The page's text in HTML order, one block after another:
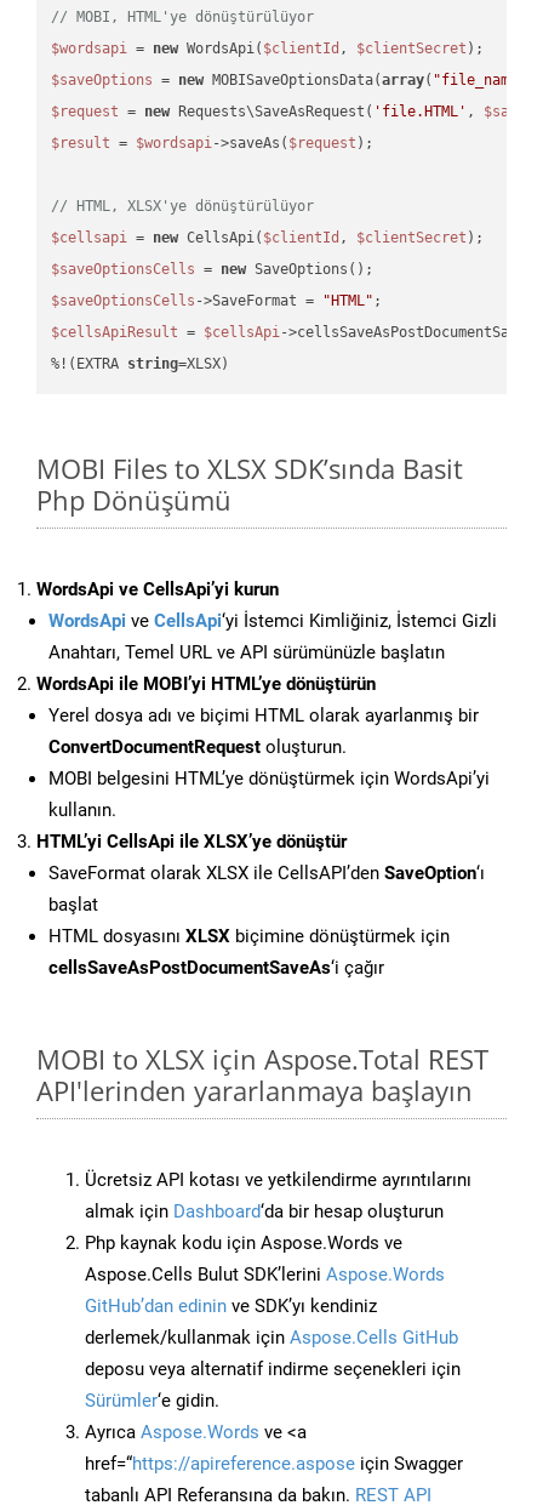
// MOBI, HTML'ye dönüştürülüyor
$wordsapi = new WordsApi( $clientId , $clientSecret
$saveOptions = new MOBISaveOptionsData(array( "file_name"
$request = new Requests\SaveAsRequest( 'file.HTML' ,
$result = $wordsapi->saveAs( $request );
// HTML, XLSX'ye dönüştürülüyor
$cellsapi = new CellsApi( $clientId , $clientSecret
$saveOptionsCells = new
$saveOptionsCells ->SaveFormat = "HTML"
$cellsApiResult = $cellsApi-
%!(EXTRA string=XLSX)
MOBI Files to XLSX SDK’sında Basit
Php Dönüşümü
WordsApi ve CellsApi’yi kurun
WordsApi ve CellsApi‘yi İstemci Kimliğiniz, İstemci Gizli
Anahtarı, Temel URL ve API sürümünüzle başlatın
WordsApi ile MOBI’yi HTML’ye dönüştürün
Yerel dosya adı ve biçimi HTML olarak ayarlanmış bir
ConvertDocumentRequest oluşturun.
MOBI belgesini HTML’ye dönüştürmek için WordsApi’yi
kullanın.
HTML’yi CellsApi ile XLSX’ye dönüştür
SaveFormat olarak XLSX ile CellsAPI’den SaveOption‘ı
başlat
HTML dosyasını XLSX biçimine dönüştürmek için
cellsSaveAsPostDocumentSaveAs‘i çağır
MOBI to XLSX için Aspose.Total REST
API'lerinden yararlanmaya başlayın
Ücretsiz API kotası ve yetkilendirme ayrıntılarını
almak için Dashboard‘da bir hesap oluşturun
Php kaynak kodu için Aspose.Words ve
Aspose.Cells Bulut SDK’lerini Aspose.Words
GitHub’dan edinin ve SDK’yı kendiniz
derlemek/kullanmak için Aspose.Cells GitHub
deposu veya alternatif indirme seçenekleri için
Sürümler‘e gidin.
Ayrıca Aspose.Words ve <a
href=“https://apireference.aspose için Swagger
tabanlı API Referansına da bakın. REST API